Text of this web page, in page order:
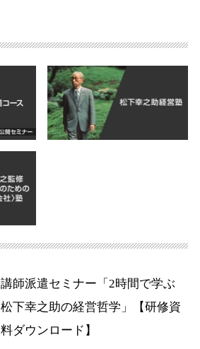
講師派遣セミナー「2時間で学ぶ
松下幸之助の経営哲学」【研修資
料ダウンロード】